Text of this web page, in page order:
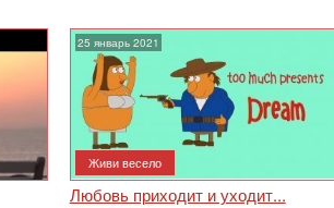
25 январь 2021
Живи весело
Любовь приходит и уходит...